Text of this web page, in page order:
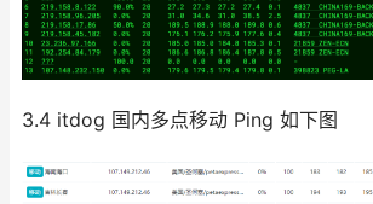
3.4 itdog 国内多点移动 Ping 如下图